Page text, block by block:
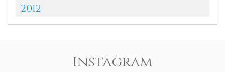
2012
Instagram